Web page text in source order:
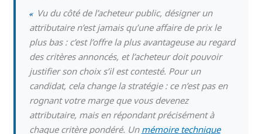
« Vu du côté de l’acheteur public, désigner un
attributaire n’est jamais qu’une affaire de prix le
plus bas : c’est l’offre la plus avantageuse au regard
des critères annoncés, et l’acheteur doit pouvoir
justifier son choix s’il est contesté. Pour un
candidat, cela change la stratégie : ce n’est pas en
rognant votre marge que vous devenez
attributaire, mais en répondant précisément à
chaque critère pondéré. Un mémoire technique